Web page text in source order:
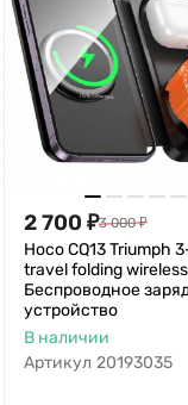
2 700 ₽3 000 ₽
Hoco CQ13 Triumph
travel folding wireless
Беспроводное
устройство
В наличии
Артикул 20193035